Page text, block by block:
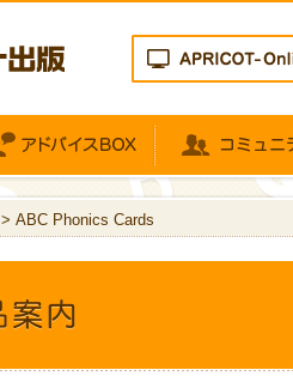
> ABC Phonics Cards